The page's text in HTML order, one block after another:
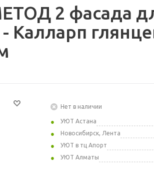
2 фасада
Калларп
Нет в наличии
УЮТ Астана
Новосибирск, Лента
УЮТ в тц Апорт
УЮТ Алматы